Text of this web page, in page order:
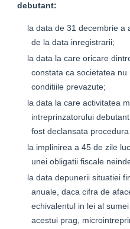
debutant:
la data de 31 decembrie a
de la data inregistrarii;
la data la care oricare
constata ca societatea
conditiile prevazute;
la data la care activitatea
intreprinzatorului
fost declansata
la implinirea a 45 de zile
unei obligatii fiscale
la data depunerii situatiei
anuale, daca cifra de
echivalentul in lei al
acestui prag,